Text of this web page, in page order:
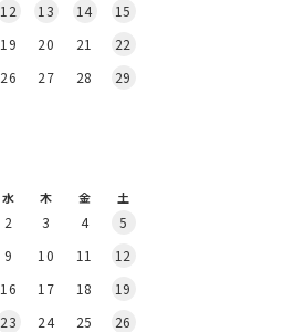
12 13 14
15
19 20 21
22
26 27 28
29
水 木 金 土
2 3 4
5
9 10 11
12
16 17 18
19
23 24 25
26